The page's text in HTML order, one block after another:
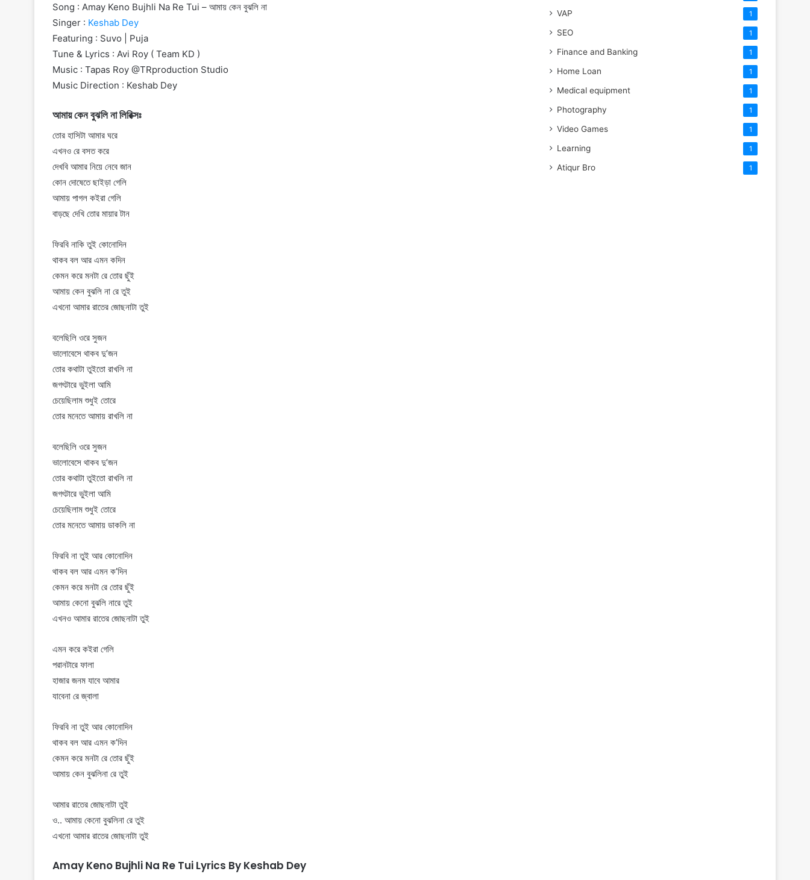
Song : Amay Keno Bujhli Na Re Tui – আমায় কেন বুঝলি না
Singer : Keshab Dey
Featuring : Suvo | Puja
Tune & Lyrics : Avi Roy ( Team KD )
Music : Tapas Roy @TRproduction Studio
Music Direction : Keshab Dey
আমায় কেন বুঝলি না লিরিক্সঃ
তোর হাসিটা আমার ঘরে
এখনও রে বসত করে
দেখবি আমার নিয়ে নেবে জান
কোন দোষেতে ছাইড়া গেলি
আমায় পাগল কইরা গেলি
বাড়ছে দেখি তোর মায়ার টান
ফিরবি নাকি তুই কোনোদিন
থাকব বল আর এমন কদিন
কেমন করে মনটা রে তোর ছুঁই
আমায় কেন বুঝলি না রে তুই
এখনো আমার রাতের জোছনাটা তুই
বলেছিলি ওরে সুজন
ভালোবেসে থাকব দু’জন
তোর কথাটা তুইতো রাখলি না
জগৎটারে ভুইলা আমি
চেয়েছিলাম শুধুই তোরে
তোর মনেতে আমায় রাখলি না
বলেছিলি ওরে সুজন
ভালোবেসে থাকব দু’জন
তোর কথাটা তুইতো রাখলি না
জগৎটারে ভুইলা আমি
চেয়েছিলাম শুধুই তোরে
তোর মনেতে আমায় ডাকলি না
ফিরবি না তুই আর কোনোদিন
থাকব বল আর এমন ক’দিন
কেমন করে মনটা রে তোর ছুঁই
আমায় কেনো বুঝলি নারে তুই
এখনও আমার রাতের জোছনাটা তুই
এমন করে কইরা গেলি
পরানটারে ফালা
হাজার জনম যাবে আমার
যাবেনা রে জ্বালা
ফিরবি না তুই আর কোনোদিন
থাকব বল আর এমন ক’দিন
কেমন করে মনটা রে তোর ছুঁই
আমায় কেন বুঝলিনা রে তুই
আমার রাতের জোছনাটা তুই
ও.. আমায় কেনো বুঝলিনা রে তুই
এখনো আমার রাতের জোছনাটা তুই
Amay Keno Bujhli Na Re Tui Lyrics By Keshab Dey
VAP 1
SEO 1
Finance and Banking 1
Home Loan 1
Medical equipment 1
Photography 1
Video Games 1
Learning 1
Atiqur Bro 1